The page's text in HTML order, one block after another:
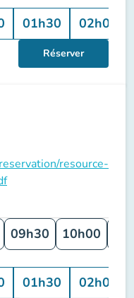
01h30 02h00
Réserver
resource-
09h30 10h00
01h30 02h00